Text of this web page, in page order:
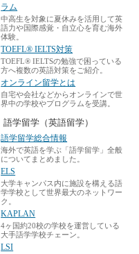
ラム
中高生を対象に夏休みを活用して英
語力や国際感覚・自立心を育む海外
体験。
TOEFL® IELTS対策
TOEFL® IELTSの勉強で困っている
方へ複数の英語対策をご紹介。
オンライン留学とは
自宅や会社などからオンラインで世
界中の学校やプログラムを受講。
語学留学（英語留学）
語学留学総合情報
海外で英語を学ぶ「語学留学」全般
についてまとめました。
ELS
大学キャンパス内に施設を構える語
学学校として世界最大のネットワー
ク。
KAPLAN
4ヶ国約20校の学校を運営している
大手語学学校チェーン。
LSI